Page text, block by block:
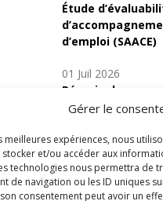
Gérer le
meilleures expériences, nous
et/ou accéder aux
technologies nous permettra de
de navigation ou les ID uniques
consentement peut avoir un
Étude
d’emploi (SAACE)
01 Juil 2026
Pénurie du
indicateurs
Inscrivez-vous